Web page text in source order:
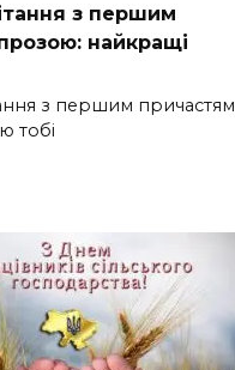
з першим
найкращі
з першим причастям
тобі